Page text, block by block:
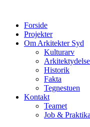
indholdForside
Projekter
Om Arkitekter Syd
Kulturarv
Historik
Fakta
Tegnestuen
Kontakt
Teamet
Job &